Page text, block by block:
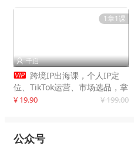
1章1课
 千启
 跨境IP出海课，个人IP定
位、TikTok运营、市场选品，掌
握核心闭环，实现月入1万美金
¥ 19.90 ¥ 199.00
公众号